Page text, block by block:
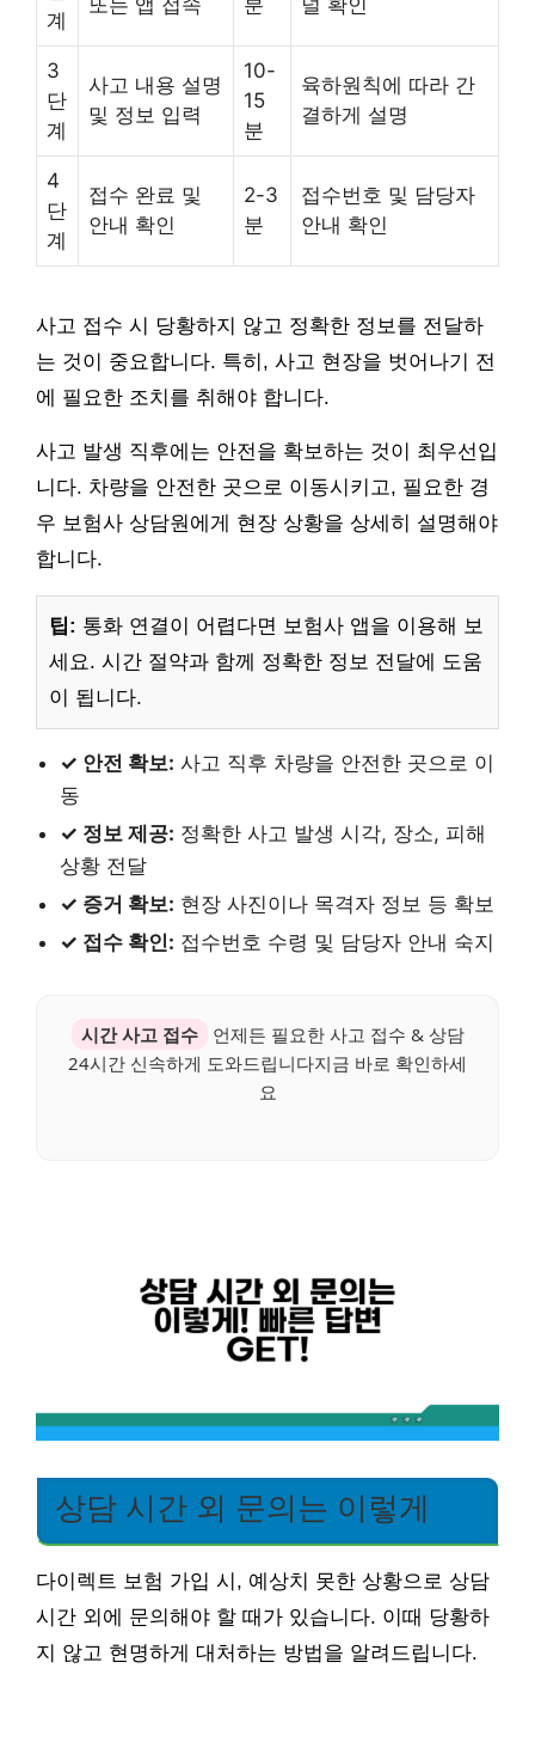
계
3
단
계
사고 내용 설명
및 정보 입력
10-
15
분
육하원칙에 따라 간
결하게 설명
4
단
계
접수 완료 및
안내 확인
2-3
분
접수번호 및 담당자
안내 확인
사고 접수 시 당황하지 않고 정확한 정보를 전달하
는 것이 중요합니다. 특히, 사고 현장을 벗어나기 전
에 필요한 조치를 취해야 합니다.
사고 발생 직후에는 안전을 확보하는 것이 최우선입
니다. 차량을 안전한 곳으로 이동시키고, 필요한 경
우 보험사 상담원에게 현장 상황을 상세히 설명해야
합니다.
팁: 통화 연결이 어렵다면 보험사 앱을 이용해 보
세요. 시간 절약과 함께 정확한 정보 전달에 도움
이 됩니다.
✓ 안전 확보: 사고 직후 차량을 안전한 곳으로 이
동
✓ 정보 제공: 정확한 사고 발생 시각, 장소, 피해
상황 전달
✓ 증거 확보: 현장 사진이나 목격자 정보 등 확보
✓ 접수 확인: 접수번호 수령 및 담당자 안내 숙지
시간 사고 접수
언제든 필요한 사고 접수 & 상담
24시간 신속하게 도와드립니다지금 바로 확인하세
요
상담 시간 외 문의는 이렇게
다이렉트 보험 가입 시, 예상치 못한 상황으로 상담
시간 외에 문의해야 할 때가 있습니다. 이때 당황하
지 않고 현명하게 대처하는 방법을 알려드립니다.